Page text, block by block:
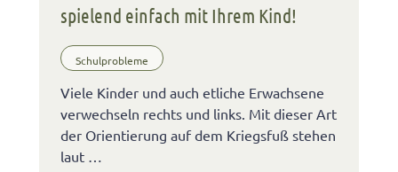
spielend einfach mit Ihrem Kind!
Schulprobleme
Viele Kinder und auch etliche Erwachsene
verwechseln rechts und links. Mit dieser Art
der Orientierung auf dem Kriegsfuß stehen
laut …